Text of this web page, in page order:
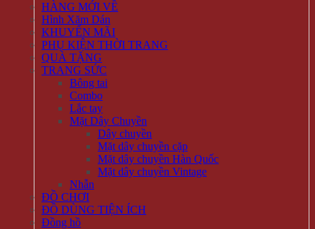
HÀNG MỚI VỀ
Hình Xăm Dán
KHUYẾN MÃI
PHỤ KIỆN THỜI TRANG
QUÀ TẶNG
TRANG SỨC
Bông tai
Combo
Lắc tay
Mặt Dây Chuyền
Dây chuyền
Mặt dây chuyền cặp
Mặt dây chuyền Hàn Quốc
Mặt dây chuyền Vintage
Nhẫn
ĐỒ CHƠI
ĐỒ DÙNG TIỆN ÍCH
Đồng hồ